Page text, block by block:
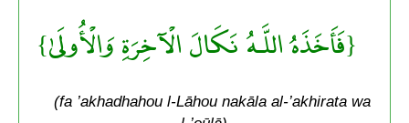
{فَأَخَذَهُ اللَّـهُ نَكَالَ الْآخِرَةِ وَالْأُولَىٰ}
(fa ’akhadhahou l-Lāhou nakāla al-’akhirata wa